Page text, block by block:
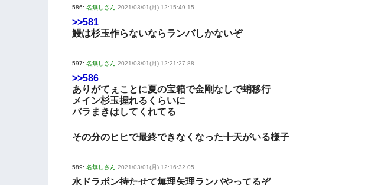
586: 名無しさん 2021/03/01(月) 12:15:49.15
>>581
鰻は杉玉作らないならランバしかないぞ
597: 名無しさん 2021/03/01(月) 12:21:27.88
>>586
ありがてぇことに夏の宝箱で金剛なしで蛸移行
メイン杉玉握れるくらいに
バラまきはしてくれてる
その分のヒヒで最終できなくなった十天がいる様子
589: 名無しさん 2021/03/01(月) 12:16:32.05
水ドラポン持たせて無理矢理ランバやってるぞ